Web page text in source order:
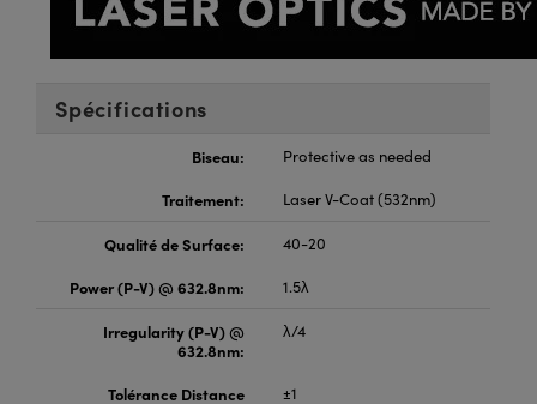
Spécifications
Biseau:
Protective as needed
Traitement:
Laser V-Coat (532nm)
Qualité de Surface:
40-20
Power (P-V) @ 632.8nm:
1.5λ
Irregularity (P-V) @
632.8nm:
λ/4
Tolérance Distance
±1